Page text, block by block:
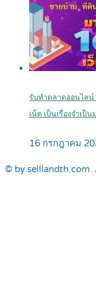
รับทำตลาดออนไล
เน็ต เป็นเรื่องจำเป็
16 กรกฎาคม
© by selllandth.com.